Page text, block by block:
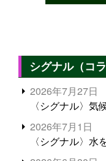
シグナル（コラ
2026年7月27日
〈シグナル〉
2026年7月1日
〈シグナル〉水